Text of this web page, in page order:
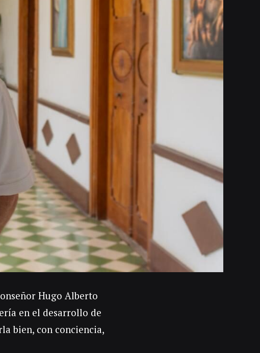
Hugo Alberto
en el desarrollo de
bien, con conciencia,